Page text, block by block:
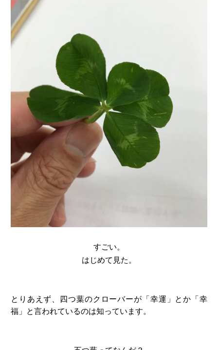
すごい。
はじめて見た。
とりあえず、四つ葉のクローバーが「幸運」とか「幸
福」と言われているのは知っています。